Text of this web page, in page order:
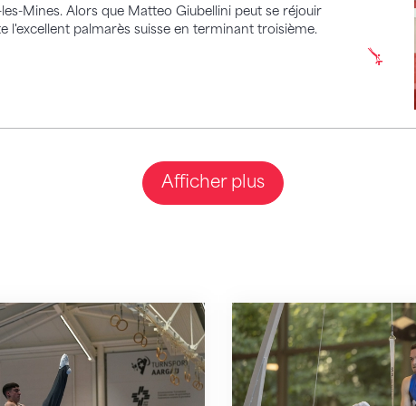
Mines. Alors que Matteo Giubellini peut se réjouir
l'excellent palmarès suisse en terminant troisième.
Afficher plus
la deuxième qualification pour les JO
Noe Seifert remporte